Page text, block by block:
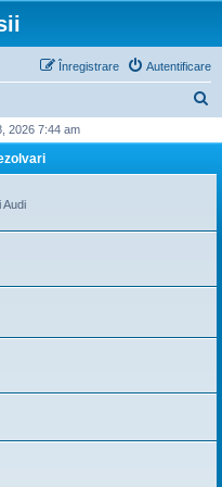
Autentificare
Înregistrare
t
r
2026 7:44 am
Audi